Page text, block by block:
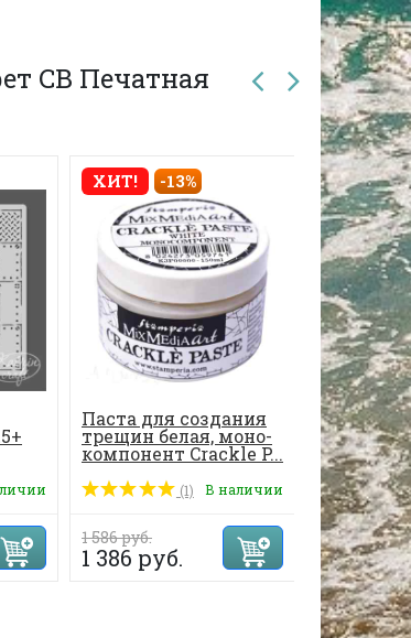
CB Печатная
ХИТ! -13%
Паста для создания
трещин белая, моно-
компонент Crackle P...
(1) В наличии
1 586 руб.
1 386 руб.
14.8х21см
268 руб.